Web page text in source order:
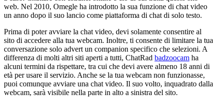
web. Nel 2010, Omegle ha introdotto la sua funzione di chat video
un anno dopo il suo lancio come piattaforma di chat di solo testo.
Prima di poter avviare la chat video, devi solamente consentire al
sito di accedere alla tua webcam. Inoltre, ti consente di limitare la tua
conversazione solo advert un companion specifico che selezioni. A
differenza di molti altri siti aperti a tutti, ChatRad badzoocam ha
alcuni termini da rispettare, tra cui che devi avere almeno 18 anni di
età per usare il servizio. Anche se la tua webcam non funzionasse,
puoi comunque avviare una chat video. Il suo volto, inquadrato dalla
webcam, sarà visibile nella parte in alto a sinistra del sito.